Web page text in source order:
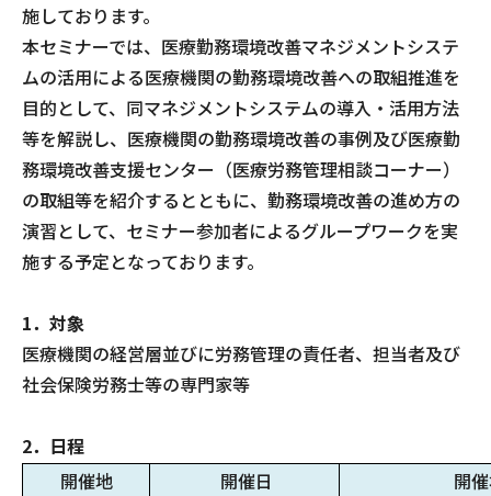
施しております。
本セミナーでは、医療勤務環境改善マネジメントシステ
ムの活用による医療機関の勤務環境改善への取組推進を
目的として、同マネジメントシステムの導入・活用方法
等を解説し、医療機関の勤務環境改善の事例及び医療勤
務環境改善支援センター（医療労務管理相談コーナー）
の取組等を紹介するとともに、勤務環境改善の進め方の
演習として、セミナー参加者によるグループワークを実
施する予定となっております。
1．対象
医療機関の経営層並びに労務管理の責任者、担当者及び
社会保険労務士等の専門家等
2．日程
開催地
開催日
開